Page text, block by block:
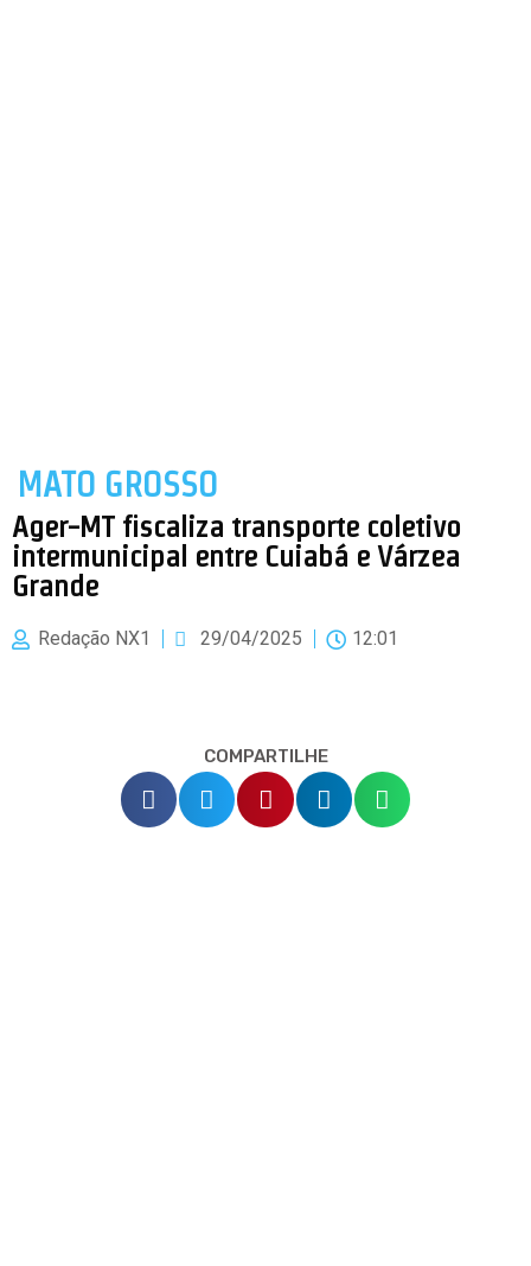
MATO GROSSO
Ager-MT fiscaliza transporte coletivo
intermunicipal entre Cuiabá e Várzea
Grande
Redação NX1 29/04/2025 12:01
COMPARTILHE